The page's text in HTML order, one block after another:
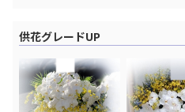
供花グレードUP